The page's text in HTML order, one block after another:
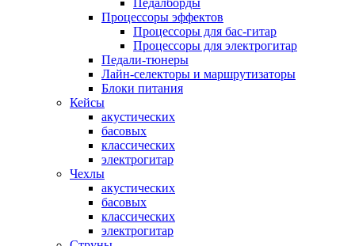
Педалборды
Процессоры эффектов
Процессоры для бас-гитар
Процессоры для электрогитар
Педали-тюнеры
Лайн-селекторы и маршрутизаторы
Блоки питания
Кейсы
акустических
басовых
классических
электрогитар
Чехлы
акустических
басовых
классических
электрогитар